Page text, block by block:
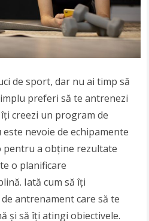
de sport, dar nu ai timp să
preferi să te antrenezi
creezi un program de
nevoie de echipamente
pentru a obține rezultate
o planificare
Iată cum să îți
antrenament care să te
și să îți atingi obiectivele.